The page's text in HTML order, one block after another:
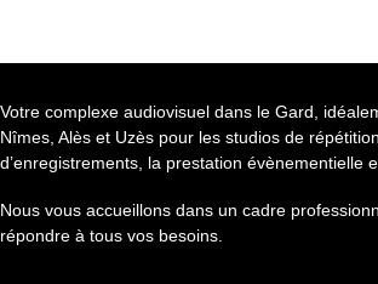
Votre complexe audiovisuel dans le Gard,
Nîmes, Alès et Uzès pour les studios de
d’enregistrements, la prestation évènementielle
Nous vous accueillons dans un cadre
répondre à tous vos besoins.